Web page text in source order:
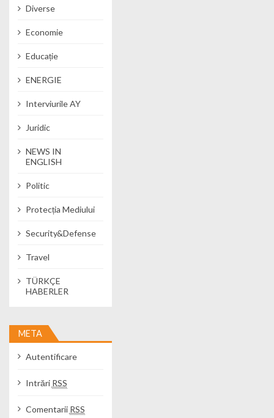
Diverse
Economie
Educație
ENERGIE
Interviurile AY
Juridic
NEWS IN
ENGLISH
Politic
Protecția Mediului
Security&Defense
Travel
TÜRKÇE
HABERLER
META
Autentificare
Intrări RSS
Comentarii RSS